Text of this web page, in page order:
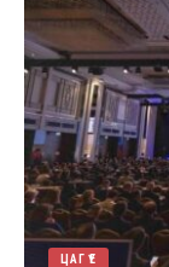
ЦАГ ҮЕ